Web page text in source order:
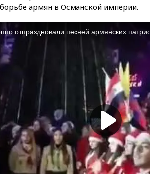
армян в Османской империи.